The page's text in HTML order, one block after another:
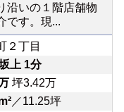
沿いの１階店舗物
です。現...
２丁目
上 1分
坪3.42万
／11.25坪